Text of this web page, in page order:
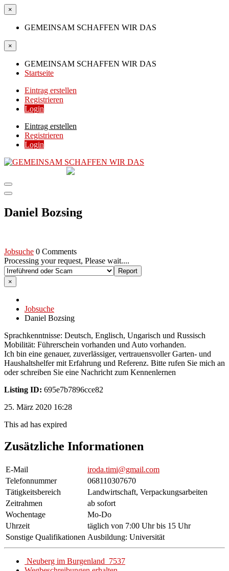
×
GEMEINSAM SCHAFFEN WIR DAS
×
GEMEINSAM SCHAFFEN WIR DAS
Startseite
Eintrag erstellen
Registrieren
Login
Eintrag erstellen
Registrieren
Login
Daniel Bozsing
Jobsuche 0 Comments
Processing your request, Please wait....
×
Jobsuche
Daniel Bozsing
Sprachkenntnisse: Deutsch, Englisch, Ungarisch und Russisch
Mobilität: Führerschein vorhanden und Auto vorhanden.
Ich bin eine genauer, zuverlässiger, vertrauensvoller Garten- und
Haushaltshelfer mit Erfahrung und Referenz. Bitte rufen Sie mich an
oder schreiben Sie eine Nachricht zum Kennenlernen
Listing ID: 695e7b7896cce82
25. März 2020 16:28
This ad has expired
Zusätzliche Informationen
E-Mail
iroda.timi@gmail.com
Telefonnummer
068110307670
Tätigkeitsbereich
Landwirtschaft, Verpackungsarbeiten
Zeitrahmen
ab sofort
Wochentage
Mo-Do
Uhrzeit
täglich von 7:00 Uhr bis 15 Uhr
Sonstige Qualifikationen Ausbildung: Universität
Neuberg im Burgenland 7537